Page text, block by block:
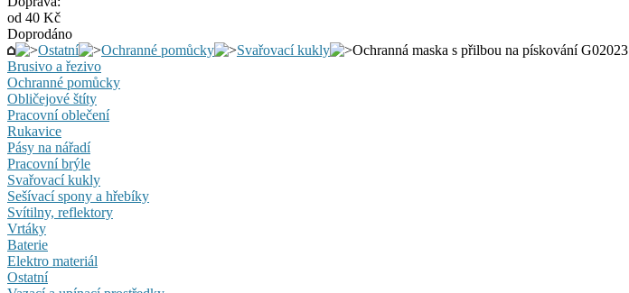
od 40 Kč
Doprodáno
Ostatní
Ochranné pomůcky Svařovací kukly
Ochranná maska s přilbou na pískování G02023
Brusivo a řezivo
Ochranné pomůcky
Obličejové štíty
Pracovní oblečení
Rukavice
Pásy na nářadí
Pracovní brýle
Svařovací kukly
Sešívací spony a hřebíky
Svítilny, reflektory
Vrtáky
Baterie
Elektro materiál
Ostatní